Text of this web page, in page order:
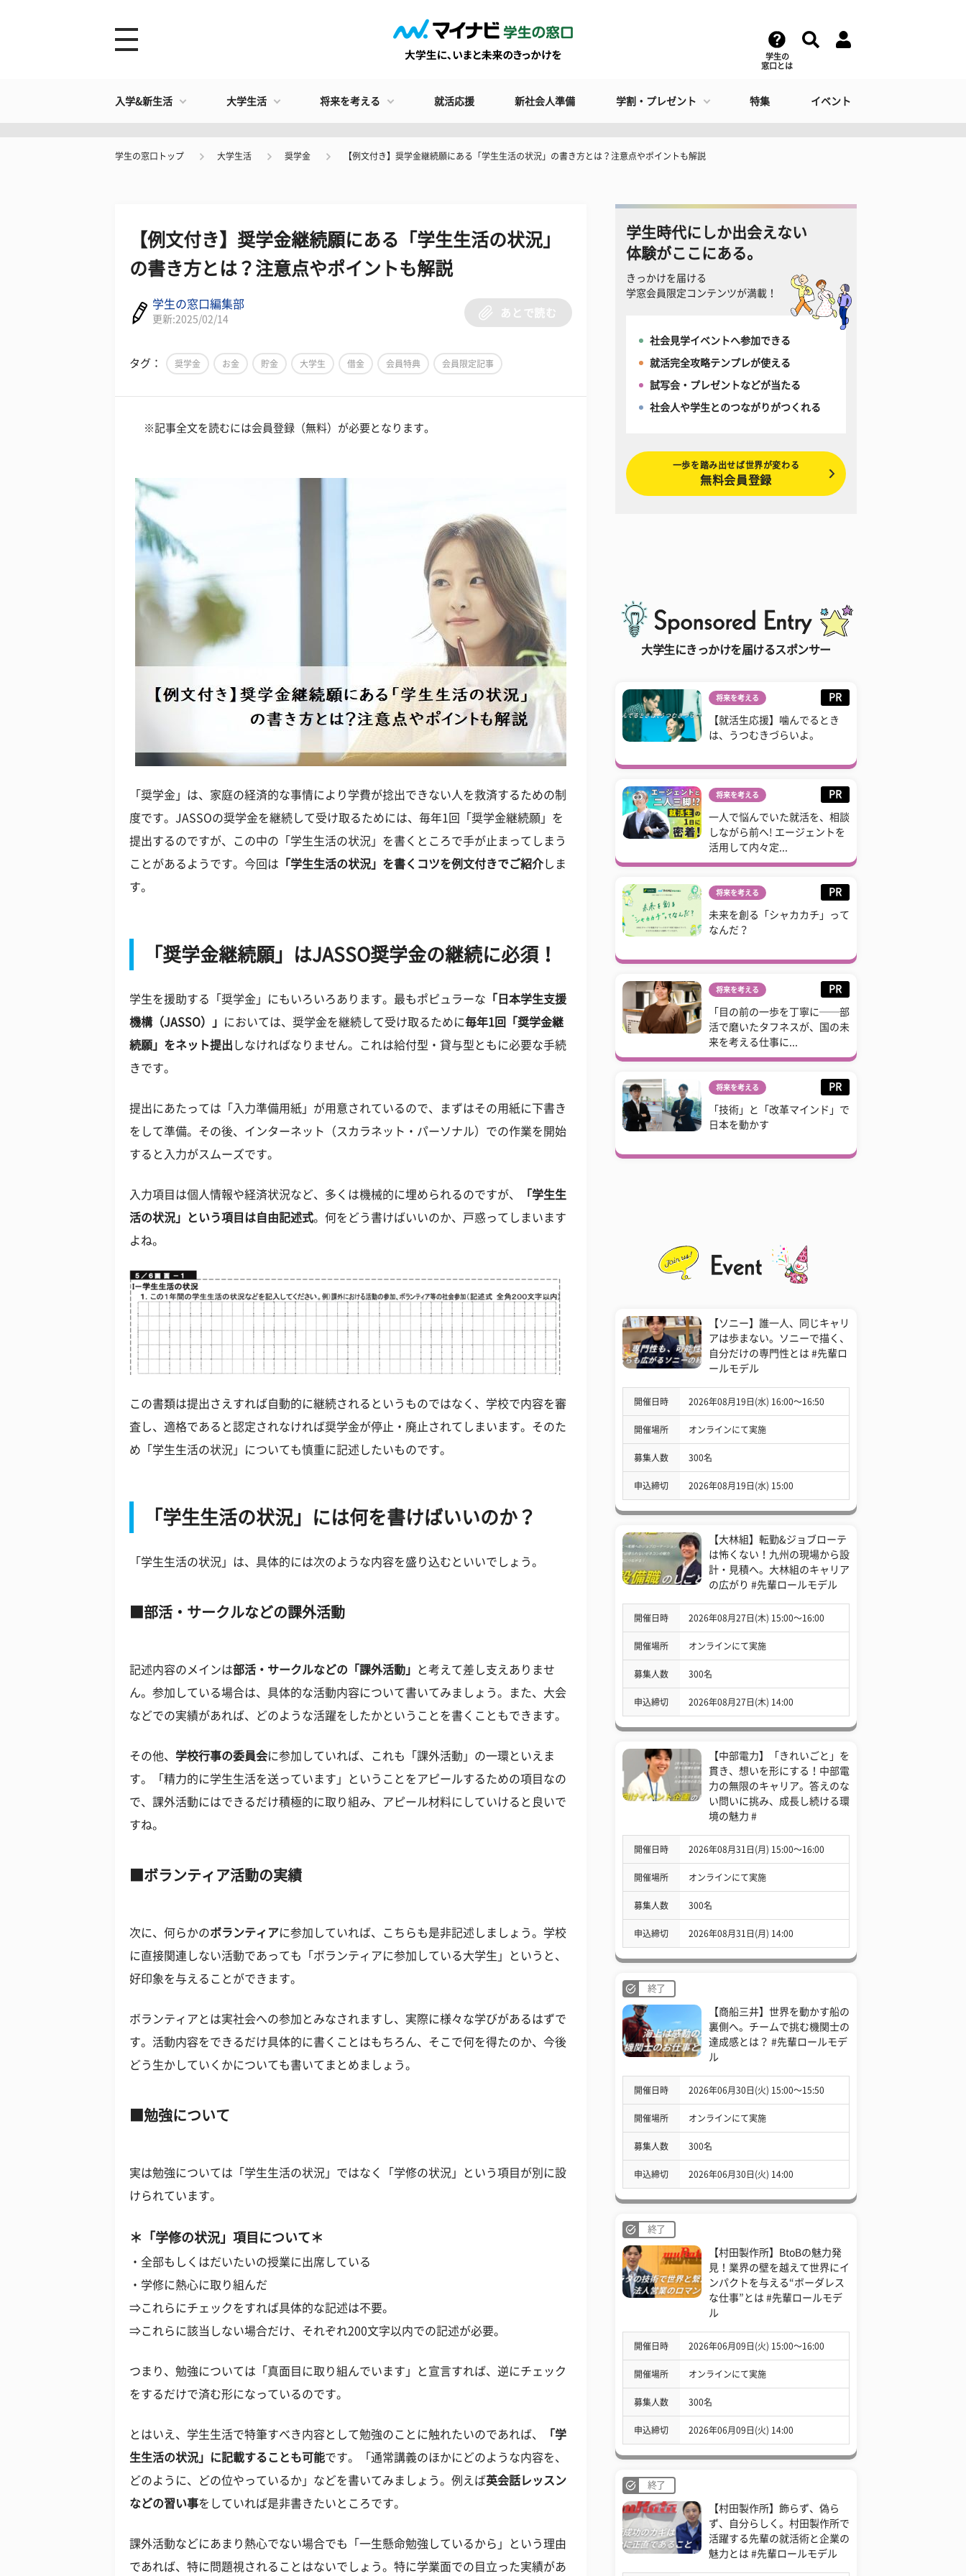
学生の
窓口とは
入学&新生活 大学生活 将来を考える 就活応援 新社会人準備 学割・プレゼント 特集 イベント
学生の窓口トップ 大学生活 奨学金 【例文付き】奨学金継続願にある「学生生活の状況」の書き方とは？注意点やポイントも解説
【例文付き】奨学金継続願にある「学生生活の状況」
の書き方とは？注意点やポイントも解説
学生の窓口編集部
更新:2025/02/14
あとで読む
タグ： 奨学金 お金 貯金 大学生 借金 会員特典 会員限定記事
※記事全文を読むには会員登録（無料）が必要となります。
「奨学金」は、家庭の経済的な事情により学費が捻出できない人を救済するための制
度です。JASSOの奨学金を継続して受け取るためには、毎年1回「奨学金継続願」を
提出するのですが、この中の「学生生活の状況」を書くところで手が止まってしまう
ことがあるようです。今回は 「学生生活の状況」を書くコツを例文付きでご紹介しま
す。
「奨学金継続願」はJASSO奨学金の継続に必須！
学生を援助する「奨学金」にもいろいろあります。最もポピュラーな 「日本学生支援
機構（JASSO）」
においては、奨学金を継続して受け取るために毎年1回「奨学金継
続願」をネット提出 しなければなりません。これは給付型・貸与型ともに必要な手続
きです。
提出にあたっては「入力準備用紙」が用意されているので、まずはその用紙に下書き
をして準備。その後、インターネット（スカラネット・パーソナル）での作業を開始
すると入力がスムーズです。
入力項目は個人情報や経済状況など、多くは機械的に埋められるのですが、
「学生生
活の状況」という項目は自由記述式。何をどう書けばいいのか、戸惑ってしまいます
よね。
この書類は提出さえすれば自動的に継続されるというものではなく、学校で内容を審
査し、適格であると認定されなければ奨学金が停止・廃止されてしまいます。そのた
め「学生生活の状況」についても慎重に記述したいものです。
「学生生活の状況」には何を書けばいいのか？
「学生生活の状況」は、具体的には次のような内容を盛り込むといいでしょう。
部活・サークルなどの課外活動
記述内容のメインは部活・サークルなどの「課外活動」
と考えて差し支えありませ
ん。参加している場合は、具体的な活動内容について書いてみましょう。また、大会
などでの実績があれば、どのような活躍をしたかということを書くこともできます。
その他、 学校行事の委員会に参加していれば、これも「課外活動」の一環といえま
す。「精力的に学生生活を送っています」ということをアピールするための項目なの
で、課外活動にはできるだけ積極的に取り組み、アピール材料にしていけると良いで
すね。
ボランティア活動の実績
次に、何らかのボランティアに参加していれば、こちらも是非記述しましょう。学校
に直接関連しない活動であっても「ボランティアに参加している大学生」というと、
好印象を与えることができます。
ボランティアとは実社会への参加とみなされますし、実際に様々な学びがあるはずで
す。活動内容をできるだけ具体的に書くことはもちろん、そこで何を得たのか、今後
どう生かしていくかについても書いてまとめましょう。
勉強について
実は勉強については「学生生活の状況」ではなく「学修の状況」という項目が別に設
けられています。
＊「学修の状況」項目について＊
・全部もしくはだいたいの授業に出席している
・学修に熱心に取り組んだ
⇒これらにチェックをすれば具体的な記述は不要。
⇒これらに該当しない場合だけ、それぞれ200文字以内での記述が必要。
つまり、勉強については「真面目に取り組んでいます」と宣言すれば、逆にチェック
をするだけで済む形になっているのです。
とはいえ、学生生活で特筆すべき内容として勉強のことに触れたいのであれば、
「学
生生活の状況」に記載することも可能です。「通常講義のほかにどのような内容を、
どのように、どの位やっているか」などを書いてみましょう。例えば英会話レッスン
などの習い事をしていれば是非書きたいところです。
課外活動などにあまり熱心でない場合でも「一生懸命勉強しているから」という理由
であれば、特に問題視されることはないでしょう。特に学業面での目立った実績があ
学生時代にしか出会えない
体験がここにある。
きっかけを届ける
学窓会員限定コンテンツが満載！
社会見学イベントへ参加できる
就活完全攻略テンプレが使える
試写会・プレゼントなどが当たる
社会人や学生とのつながりがつくれる
一歩を踏み出せば世界が変わる
無料会員登録
大学生にきっかけを届けるスポンサー
将来を考える PR
【就活生応援】噛んでるとき
は、うつむきづらいよ。
将来を考える PR
一人で悩んでいた就活を、相談
しながら前へ! エージェントを
活用して内々定...
将来を考える PR
未来を創る「シャカカチ」って
なんだ？
将来を考える PR
「目の前の一歩を丁寧に──部
活で磨いたタフネスが、国の未
来を考える仕事に...
将来を考える PR
「技術」と「改革マインド」で
日本を動かす
【ソニー】誰一人、同じキャリ
アは歩まない。ソニーで描く、
自分だけの専門性とは #先輩ロ
ールモデル
開催日時 2026年08月19日(水) 16:00〜16:50
開催場所 オンラインにて実施
募集人数 300名
申込締切 2026年08月19日(水) 15:00
【大林組】転勤&ジョブローテ
は怖くない！九州の現場から設
計・見積へ。大林組のキャリア
の広がり #先輩ロールモデル
開催日時 2026年08月27日(木) 15:00〜16:00
開催場所 オンラインにて実施
募集人数 300名
申込締切 2026年08月27日(木) 14:00
【中部電力】「きれいごと」を
貫き、想いを形にする！中部電
力の無限のキャリア。答えのな
い問いに挑み、成長し続ける環
境の魅力 #
開催日時 2026年08月31日(月) 15:00〜16:00
開催場所 オンラインにて実施
募集人数 300名
申込締切 2026年08月31日(月) 14:00
終了
【商船三井】世界を動かす船の
裏側へ。チームで挑む機関士の
達成感とは？ #先輩ロールモデ
ル
開催日時 2026年06月30日(火) 15:00〜15:50
開催場所 オンラインにて実施
募集人数 300名
申込締切 2026年06月30日(火) 14:00
終了
【村田製作所】BtoBの魅力発
見！業界の壁を越えて世界にイ
ンパクトを与える“ボーダレス
な仕事”とは #先輩ロールモデ
ル
開催日時 2026年06月09日(火) 15:00〜16:00
開催場所 オンラインにて実施
募集人数 300名
申込締切 2026年06月09日(火) 14:00
終了
【村田製作所】飾らず、偽ら
ず、自分らしく。村田製作所で
活躍する先輩の就活術と企業の
魅力とは #先輩ロールモデル